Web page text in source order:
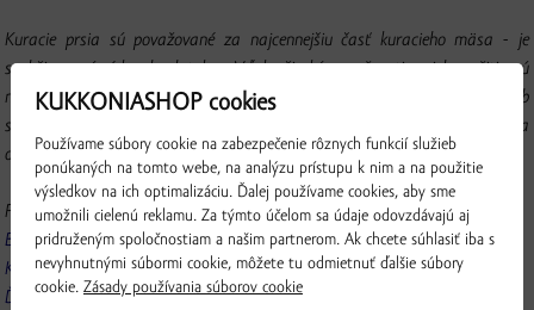
Kuracie prsia sú považované za najcennejšiu časť kuracieho mäsa - je
suchšie a má nízky obsah tukov. Vďaka širokým možnostiam ich využitia sú
najpoužívanejšou časťou kuraciny. Vhodné sú na pečenie vcelku na spôsob
steakov, na dusenie v podobe plátkov, na vyprážanie rezňov ako aj na
opekanie a prípravu soté.
Pripravte si kuracie prsia podľa nášho receptu:
Bakoňské kuracie prsia
Kuracie prsia na banícky spôsob
Ďalšie recepty...
KUKKONIASHOP cookies
Používame súbory cookie na zabezpečenie rôznych funkcií služieb
ponúkaných na tomto webe, na analýzu prístupu k nim a na použitie
výsledkov na ich optimalizáciu. Ďalej používame cookies, aby sme
umožnili cielenú reklamu. Za týmto účelom sa údaje odovzdávajú aj
pridruženým spoločnostiam a našim partnerom. Ak chcete súhlasiť iba s
nevyhnutnými súbormi cookie, môžete tu odmietnuť ďalšie súbory
cookie. Zásady používania súborov cookie